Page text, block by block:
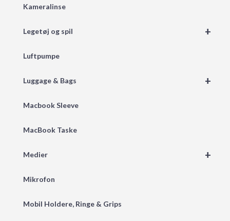
Kameralinse
+
Legetøj og spil
Luftpumpe
+
Luggage & Bags
Macbook Sleeve
MacBook Taske
+
Medier
Mikrofon
Mobil Holdere, Ringe & Grips